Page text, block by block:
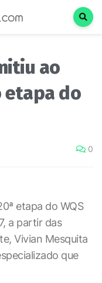
ao
etapa do
0
etapa do WQS
a partir das
Vivian Mesquita
que